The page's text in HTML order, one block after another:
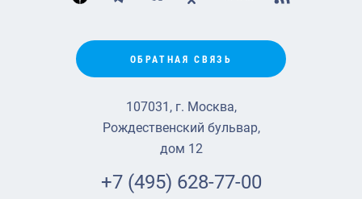
ОБРАТНАЯ СВЯЗЬ
107031, г. Москва,
Рождественский бульвар,
дом 12
+7 (495) 628-77-00